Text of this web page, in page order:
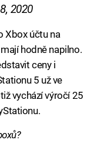
2020
Xbox účtu na
hodně napilno.
ceny i
5 už ve
vychází výročí 25